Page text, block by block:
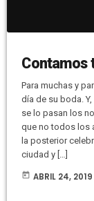
Contamos
Para muchas y
día de su boda.
se lo pasan los
que no todos los
la posterior
ciudad y […]
today ABRIL 24, 2019